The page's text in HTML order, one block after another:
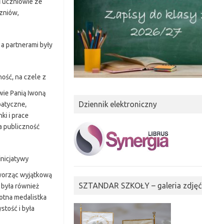
partnerami były
na czele z
Panią Iwoną
i prace
publiczność
wyjątkową
również
medalistka
i była
Dziennik elektroniczny
SZTANDAR SZKOŁY – galeria zdjęć